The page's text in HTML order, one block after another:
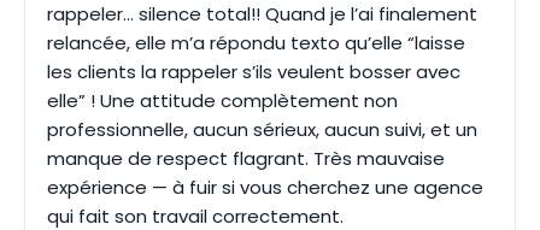
rappeler… silence total!! Quand je l’ai finalement
relancée, elle m’a répondu texto qu’elle “laisse
les clients la rappeler s’ils veulent bosser avec
elle” ! Une attitude complètement non
professionnelle, aucun sérieux, aucun suivi, et un
manque de respect flagrant. Très mauvaise
expérience — à fuir si vous cherchez une agence
qui fait son travail correctement.